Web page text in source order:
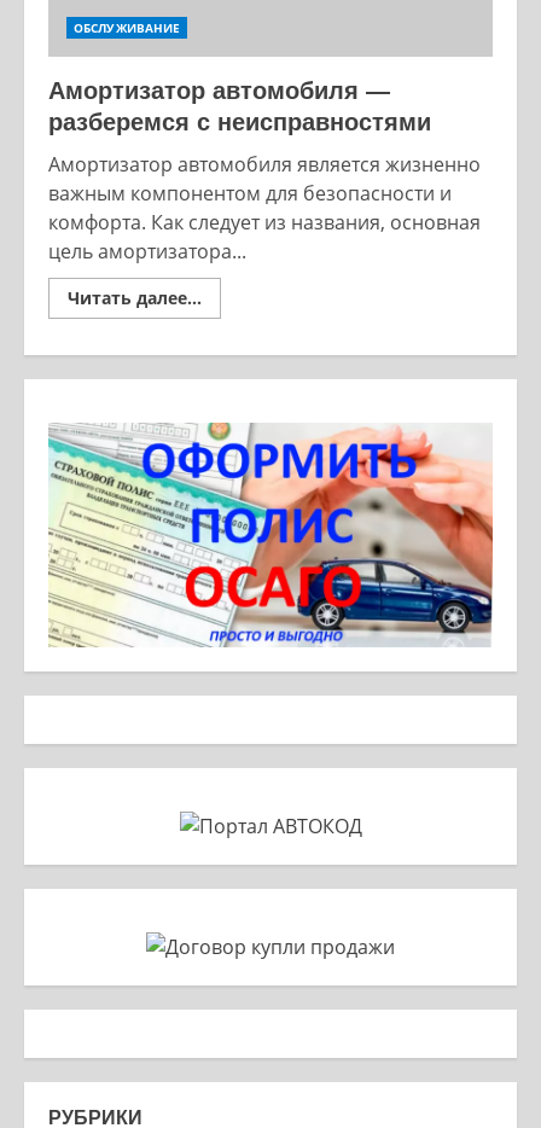
ОБСЛУЖИВАНИЕ
Амортизатор автомобиля —
разберемся с неисправностями
Амортизатор автомобиля является жизненно
важным компонентом для безопасности и
комфорта. Как следует из названия, основная
цель амортизатора...
Читать далее...
more
—
неисправностями
РУБРИКИ